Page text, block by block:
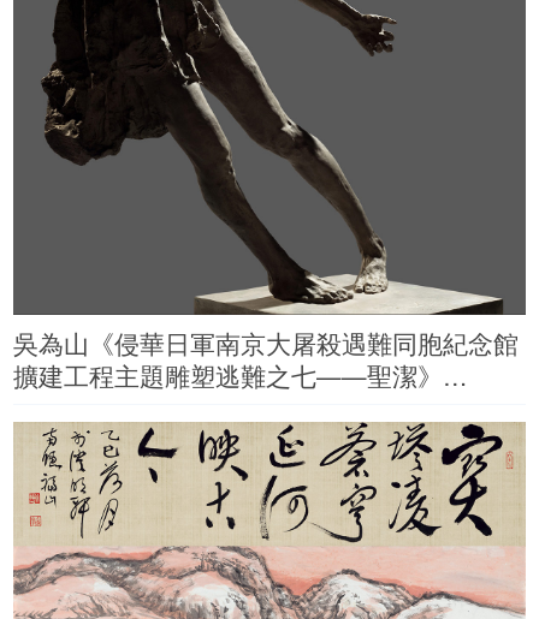
吳為山《侵華日軍南京大屠殺遇難同胞紀念館
擴建工程主題雕塑逃難之七——聖潔》